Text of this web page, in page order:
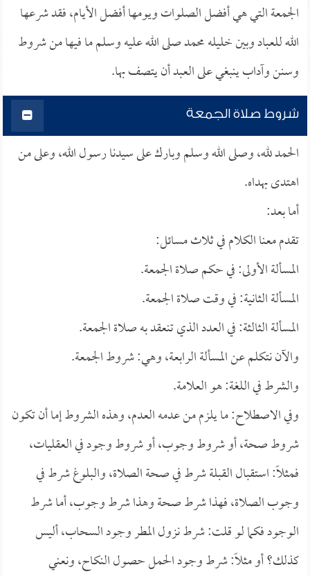
الجمعة التي هي أفضل الصلوات ويومها أفضل الأيام، فقد شرعها
الله للعباد وبين خليله محمد صلى الله عليه وسلم ما فيها من شروط
وسنن وآداب ينبغي على العبد أن يتصف بها.
شروط صلاة الجمعة
الحمد لله، وصلى الله وسلم وبارك على سيدنا رسول الله، وعلى من
اهتدى بهداه.
أما بعد:
تقدم معنا الكلام في ثلاث مسائل:
المسألة الأولى: في حكم صلاة الجمعة.
المسألة الثانية: في وقت صلاة الجمعة.
المسألة الثالثة: في العدد الذي تنعقد به صلاة الجمعة.
والآن نتكلم عن المسألة الرابعة، وهي: شروط الجمعة.
والشرط في اللغة: هو العلامة.
وفي الاصطلاح: ما يلزم من عدمه العدم، وهذه الشروط إما أن تكون
شروط صحة، أو شروط وجوب، أو شروط وجود في العقليات،
فمثلاً: استقبال القبلة شرط في صحة الصلاة، والبلوغ شرط في
وجوب الصلاة، فهذا شرط صحة وهذا شرط وجوب، أما شرط
الوجود فكما لو قلت: شرط نزول المطر وجود السحاب، أليس
كذلك؟ أو مثلاً: شرط وجود الحمل حصول النكاح، ونعني